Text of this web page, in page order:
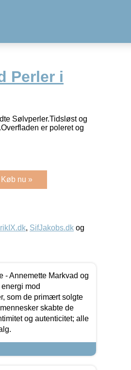
Perler i
Sølvperler.Tidsløst og
er poleret og
Køb nu »
, SifJakobs.dk og
- Annemette Markvad og
mod
som de primært solgte
skabte de
og autenticitet; alle